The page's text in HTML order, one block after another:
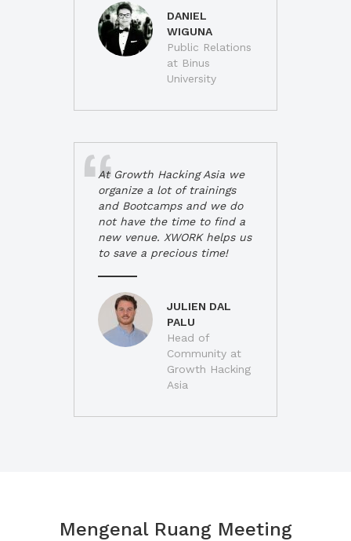
DANIEL
WIGUNA
Public Relations
at Binus
University
At Growth Hacking Asia we
organize a lot of trainings
and Bootcamps and we do
not have the time to find a
new venue. XWORK helps us
to save a precious time!
JULIEN DAL
PALU
Head of
Community at
Growth Hacking
Asia
Mengenal Ruang Meeting